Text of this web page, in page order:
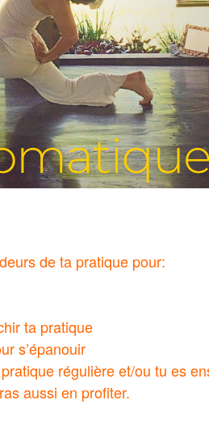
de ta pratique pour:
ta pratique
s’épanouir
régulière et/ou tu es
aussi en profiter.